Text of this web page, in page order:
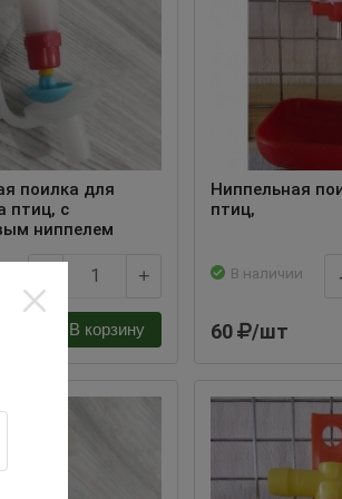
поилка для
птиц, с
ниппелем
+
В корзину
Ниппельная
птиц,
В наличии
60 /шт